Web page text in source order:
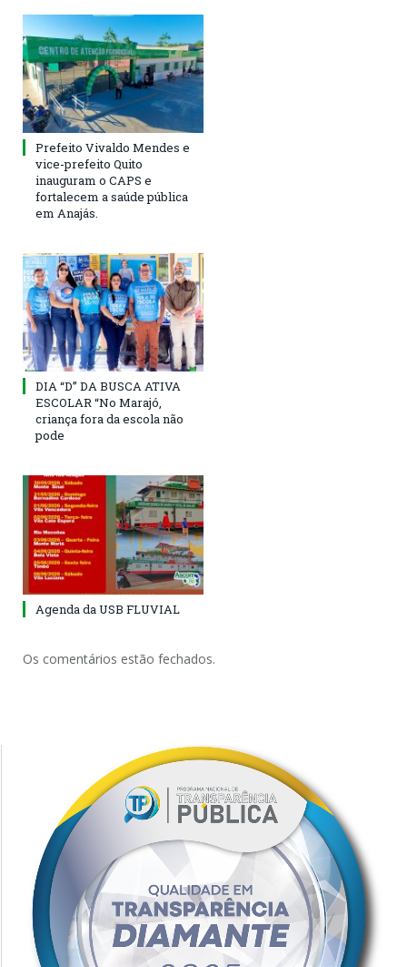
Prefeito Vivaldo Mendes e
vice-prefeito Quito
inauguram o CAPS e
fortalecem a saúde pública
em Anajás.
DIA “D” DA BUSCA ATIVA
ESCOLAR “No Marajó,
criança fora da escola não
pode
Agenda da USB FLUVIAL
Os comentários estão fechados.